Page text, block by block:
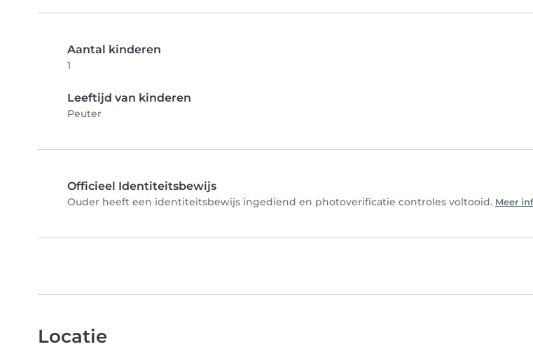
Aantal kinderen
1
Leeftijd van kinderen
Peuter
Officieel Identiteitsbewijs
Ouder heeft een identiteitsbewijs ingediend en photoverificatie controles voltooid. Meer
Locatie